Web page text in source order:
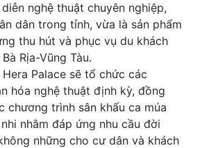
nghệ thuật chuyên nghiệp,
dân trong tỉnh, vừa là sản phẩm
thu hút và phục vụ du khách
Rịa-Vũng Tàu.
Palace sẽ tổ chức các
hóa nghệ thuật định kỳ, đồng
chương trình sân khấu ca múa
nhằm đáp ứng nhu cầu đời
những cho cư dân và khách